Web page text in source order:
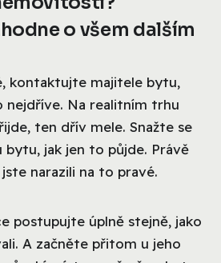
o všem dalším
kontaktujte majitele bytu,
nejdříve. Na realitním trhu
ten dřív mele. Snažte se
jak jen to půjde. Právě
narazili na to pravé.
úplně stejně, jako
A začněte přitom u jeho